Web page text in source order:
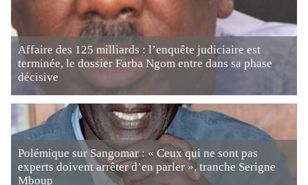
Affaire des 125 milliards : l’enquête judiciaire est
terminée, le dossier Farba Ngom entre dans sa phase
décisive
Polémique sur Sangomar : « Ceux qui ne sont pas
experts doivent arrêter d’en parler », tranche Serigne
Mboup